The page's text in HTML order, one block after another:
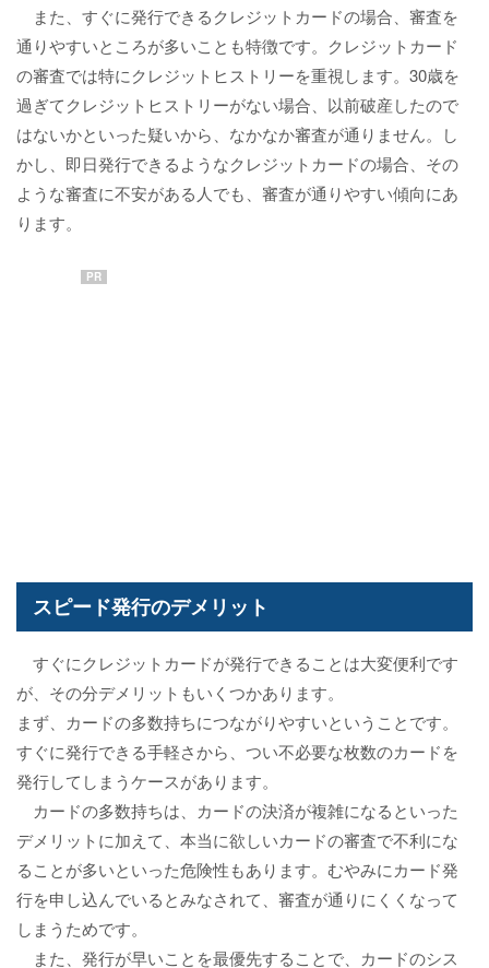
また、すぐに発行できるクレジットカードの場合、審査を
通りやすいところが多いことも特徴です。クレジットカード
の審査では特にクレジットヒストリーを重視します。30歳を
過ぎてクレジットヒストリーがない場合、以前破産したので
はないかといった疑いから、なかなか審査が通りません。し
かし、即日発行できるようなクレジットカードの場合、その
ような審査に不安がある人でも、審査が通りやすい傾向にあ
ります。
PR
スピード発行のデメリット
すぐにクレジットカードが発行できることは大変便利です
が、その分デメリットもいくつかあります。
まず、カードの多数持ちにつながりやすいということです。
すぐに発行できる手軽さから、つい不必要な枚数のカードを
発行してしまうケースがあります。
カードの多数持ちは、カードの決済が複雑になるといった
デメリットに加えて、本当に欲しいカードの審査で不利にな
ることが多いといった危険性もあります。むやみにカード発
行を申し込んでいるとみなされて、審査が通りにくくなって
しまうためです。
また、発行が早いことを最優先することで、カードのシス